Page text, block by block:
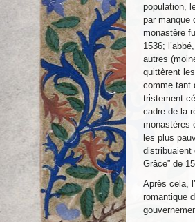
population,
par manque
monastère
1536;
autres
quittèrent
comme tant
tristement
cadre de la
monastères
les plus
distribuaient
Grâce” de
Après cela,
romantique